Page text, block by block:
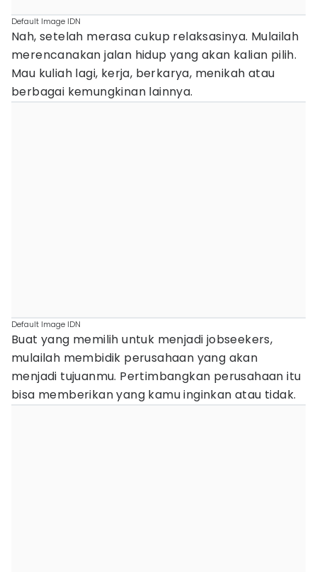
Default Image IDN
Nah, setelah merasa cukup relaksasinya. Mulailah
merencanakan jalan hidup yang akan kalian pilih.
Mau kuliah lagi, kerja, berkarya, menikah atau
berbagai kemungkinan lainnya.
Default Image IDN
Buat yang memilih untuk menjadi jobseekers,
mulailah membidik perusahaan yang akan
menjadi tujuanmu. Pertimbangkan perusahaan itu
bisa memberikan yang kamu inginkan atau tidak.